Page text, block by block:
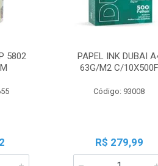
5802
PAPEL INK DUBAI
63G/M2 C/10X500F
Código: 93008
R$ 279,99